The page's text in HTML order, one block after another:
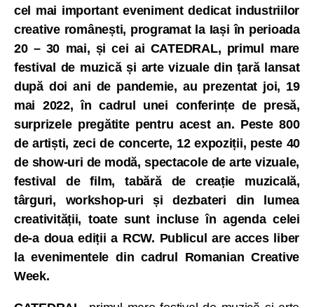
cel mai important eveniment dedicat industriilor
creativeromânești, programat la Iași în perioada
20 – 30 mai, și cei ai CATEDRAL, primul mare
festival de muzică și arte vizuale din țară lansat
după doi ani de pandemie, au prezentat joi, 19
mai 2022, în cadrul unei conferințe de presă,
surprizele pregătite pentru acest an. Peste 800
de artiști, zeci de concerte, 12 expoziții, peste 40
de show-uri de modă, spectacole de arte vizuale,
festival de film, tabără de creație muzicală,
târguri, workshop-uri și dezbateri din lumea
creativității, toate sunt incluse în agenda celei
de-a doua ediții a RCW. Publicul are acces liber
la evenimentele din cadrul Romanian Creative
Week.